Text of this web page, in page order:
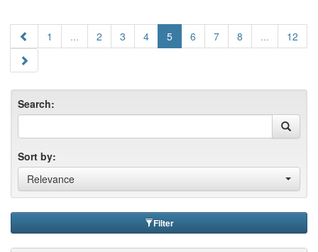
1 ... 2 3 4 5 6 7 8 ... 12
Search:
Sort by:
Relevance
Filter